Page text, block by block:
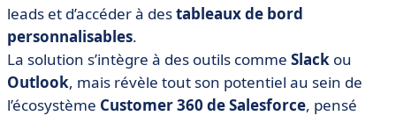
leads et d’accéder à destableaux de bord
personnalisables.
La solution s’intègre à des outils comme Slack ou
Outlook, mais révèle tout son potentiel au sein de
l’écosystème Customer 360 de Salesforce, pensé